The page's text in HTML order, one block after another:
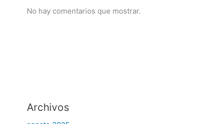
No hay comentarios que mostrar.
Archivos